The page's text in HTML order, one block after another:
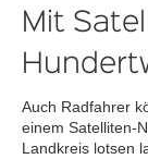
Mit
Auch Radfahrer
einem Satelliten-
Landkreis lotsen